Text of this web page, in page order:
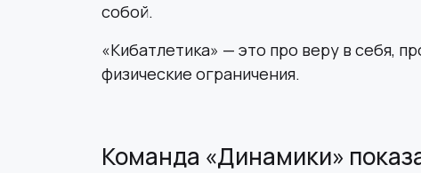
собой.
«Кибатлетика» — это про веру в себя,
физические ограничения.
Команда «Динамики»